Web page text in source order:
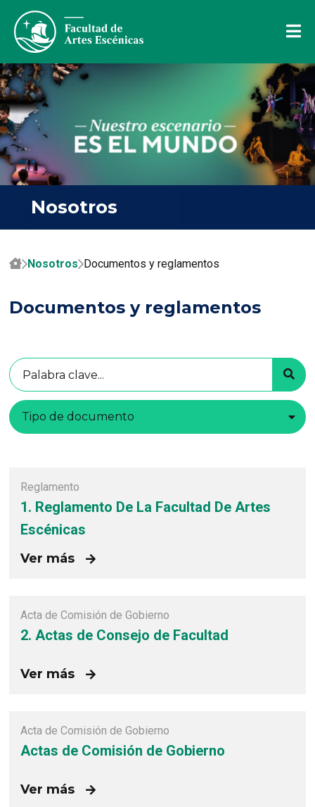
Nosotros
Nosotros Documentos y reglamentos
Documentos y reglamentos
Tipo de documento
Reglamento
1. Reglamento De La Facultad De Artes
Escénicas
Ver más
Acta de Comisión de Gobierno
2. Actas de Consejo de Facultad
Ver más
Acta de Comisión de Gobierno
Actas de Comisión de Gobierno
Ver más